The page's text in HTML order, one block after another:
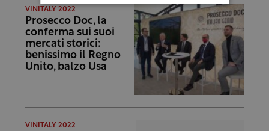
VINITALY 2022
Prosecco Doc, la
conferma sui suoi
mercati storici:
benissimo il Regno
Unito, balzo Usa
VINITALY 2022